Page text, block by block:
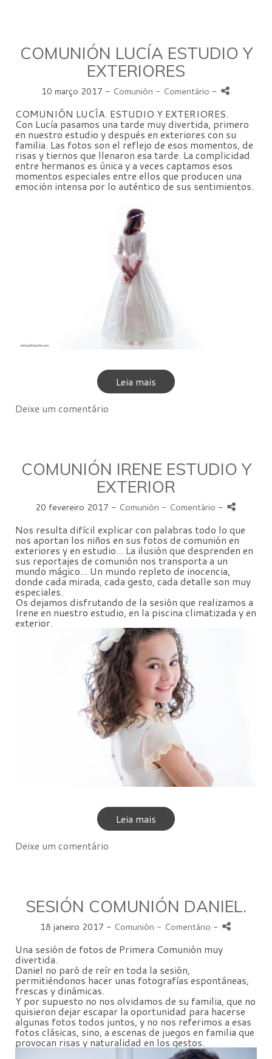
COMUNIÓN LUCÍA ESTUDIO Y
EXTERIORES
10 março 2017 - Comunión - Comentário -
COMUNIÓN LUCÍA. ESTUDIO Y EXTERIORES.
Con Lucía pasamos una tarde muy divertida, primero
en nuestro estudio y después en exteriores con su
familia. Las fotos son el reflejo de esos momentos, de
risas y tiernos que llenaron esa tarde. La complicidad
entre hermanos es única y a veces captamos esos
momentos especiales entre ellos que producen una
emoción intensa por lo auténtico de sus sentimientos.
Leia mais
Deixe um comentário
COMUNIÓN IRENE ESTUDIO Y
EXTERIOR
20 fevereiro 2017 - Comunión - Comentário -
Nos resulta difícil explicar con palabras todo lo que
nos aportan los niños en sus fotos de comunión en
exteriores y en estudio... La ilusión que desprenden en
sus reportajes de comunión nos transporta a un
mundo mágico... Un mundo repleto de inocencia,
donde cada mirada, cada gesto, cada detalle son muy
especiales.
Os dejamos disfrutando de la sesión que realizamos a
Irene en nuestro estudio, en la piscina climatizada y en
exterior.
Leia mais
Deixe um comentário
SESIÓN COMUNIÓN DANIEL.
18 janeiro 2017 - Comunión - Comentário -
Una sesión de fotos de Primera Comunión muy
divertida.
Daniel no paró de reír en toda la sesión,
permitiéndonos hacer unas fotografías espontáneas,
frescas y dinámicas.
Y por supuesto no nos olvidamos de su familia, que no
quisieron dejar escapar la oportunidad para hacerse
algunas fotos todos juntos, y no nos referimos a esas
fotos clásicas, sino, a escenas de juegos en familia que
provocan risas y naturalidad en los gestos.